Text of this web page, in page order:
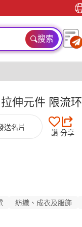
搜索
伸元件 限流环
送名片
讚 分享
紡織、成衣及服飾